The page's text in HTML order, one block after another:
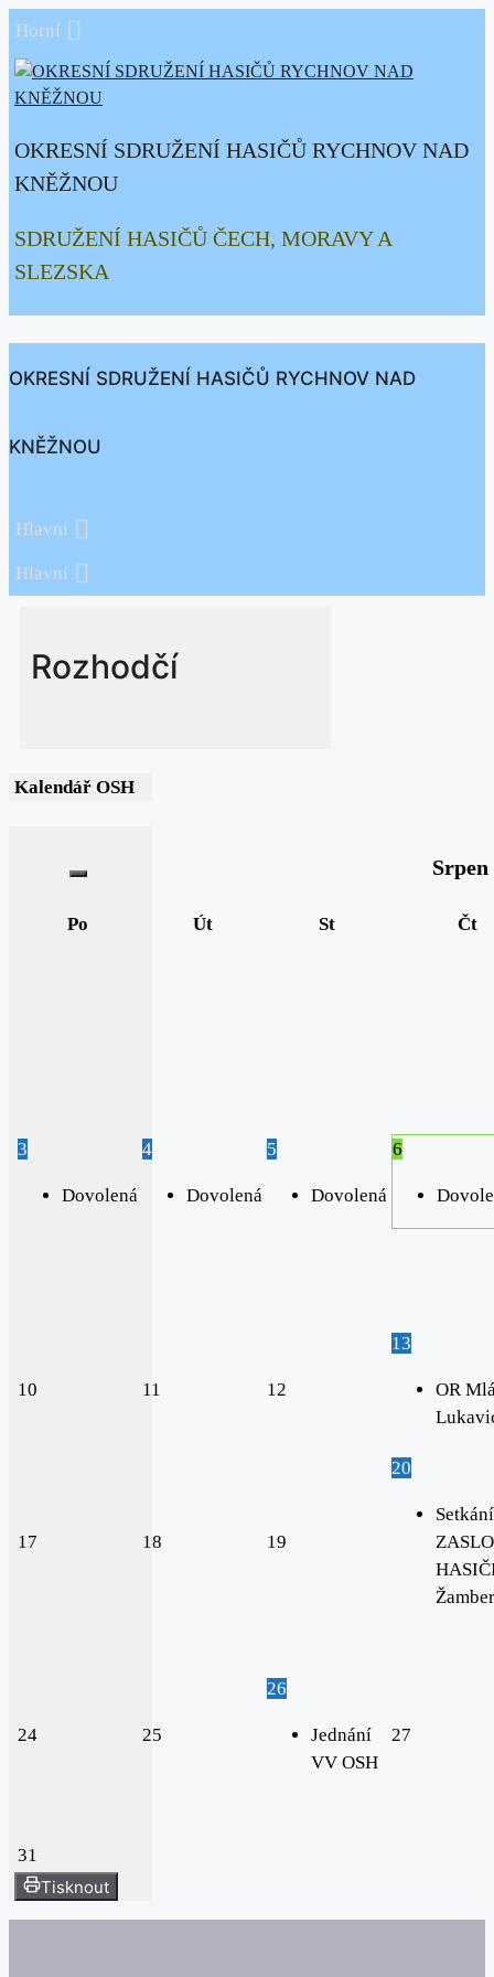
Přeskočit
obsah
Horní
OKRESNÍ SDRUŽENÍ HASIČŮ RYCHNOV NAD
KNĚŽNOU
SDRUŽENÍ HASIČŮ ČECH, MORAVY A
SLEZSKA
OKRESNÍ SDRUŽENÍ HASIČŮ RYCHNOV NAD
KNĚŽNOU
Hlavní
Hlavní
Rozhodčí
Kalendář OSH
Srpen
Po Út St Čt
3
Dovolená
4
Dovolená
5
Dovolená
6
10 11 12
13
OR
17 18 19
20
Setkání
24 25
26
Jednání
VV OSH
27
31
Tisknout